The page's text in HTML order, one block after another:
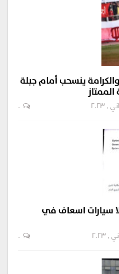
ينسحب أمام جبلة
0
سيارات اسعاف في
0